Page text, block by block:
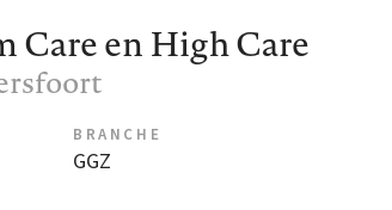
en High Care
BRANCHE
GGZ